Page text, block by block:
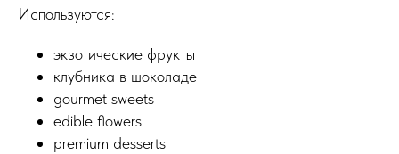
Используются:
экзотические фрукты
клубника в шоколаде
gourmet sweets
edible flowers
premium desserts